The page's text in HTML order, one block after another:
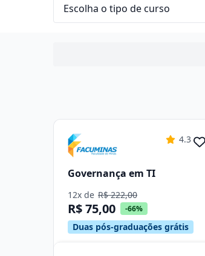
4.3
Governança em TI
12x de R$ 222,00
R$ 75,00 -66%
Duas pós-graduações grátis